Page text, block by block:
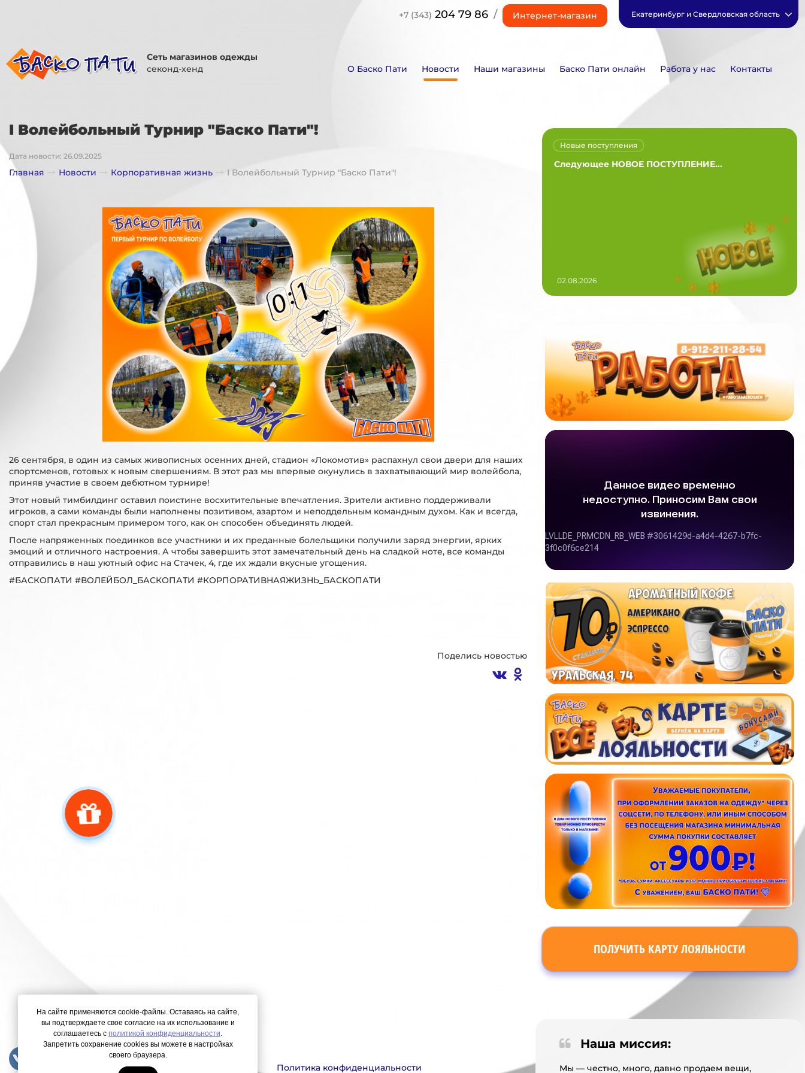
+7 (343) 204 79 86 / Интернет-магазин Екатеринбург и Свердловская область
Сеть магазинов одежды
секонд-хенд
О Баско Пати Новости Наши магазины Баско Пати онлайн Работа у нас Контакты
I Волейбольный Турнир "Баско Пати"!
Дата новости: 26.09.2025
Главная Новости Корпоративная жизнь I Волейбольный Турнир "Баско Пати"!
26 сентября, в один из самых живописных осенних дней, стадион «Локомотив» распахнул свои двери для наших
спортсменов, готовых к новым свершениям. В этот раз мы впервые окунулись в захватывающий мир волейбола,
приняв участие в своем дебютном турнире!
Этот новый тимбилдинг оставил поистине восхитительные впечатления. Зрители активно поддерживали
игроков, а сами команды были наполнены позитивом, азартом и неподдельным командным духом. Как и всегда,
спорт стал прекрасным примером того, как он способен объединять людей.
После напряженных поединков все участники и их преданные болельщики получили заряд энергии, ярких
эмоций и отличного настроения. А чтобы завершить этот замечательный день на сладкой ноте, все команды
отправились в наш уютный офис на Стачек, 4, где их ждали вкусные угощения.
#БАСКОПАТИ #ВОЛЕЙБОЛ_БАСКОПАТИ #КОРПОРАТИВНАЯЖИЗНЬ_БАСКОПАТИ
Поделись новостью
Следующее НОВОЕ ПОСТУПЛЕНИЕ...
Новые поступления
02.08.2026
ПОЛУЧИТЬ КАРТУ ЛОЯЛЬНОСТИ
Политика конфиденциальности
Наша миссия:
Мы — честно, много, давно продаем вещи,
На сайте применяются cookie-файлы. Оставаясь на сайте,
вы подтверждаете свое согласие на их использование и
соглашаетесь с политикой конфиденциальности.
Запретить сохранение cookies вы можете в настройках
своего браузера.